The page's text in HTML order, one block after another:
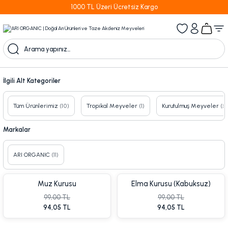
1000 TL Üzeri Ücretsiz Kargo
İlgili Alt Kategoriler
Tüm Ürünlerimiz (10) Tropikal Meyveler (1) Kurutulmuş Meyveler (5)
Markalar
ARI ORGANIC (11)
Muz Kurusu
99,00 TL
94,05 TL
Elma Kurusu (Kabuksuz)
99,00 TL
94,05 TL